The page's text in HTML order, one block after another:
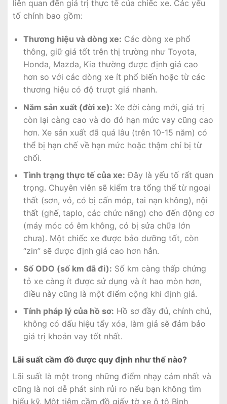
liên quan đến giá trị thực tế của chiếc xe. Các yếu
tố chính bao gồm:
Thương hiệu và dòng xe: Các dòng xe phổ
thông, giữ giá tốt trên thị trường như Toyota,
Honda, Mazda, Kia thường được định giá cao
hơn so với các dòng xe ít phổ biến hoặc từ các
thương hiệu có độ trượt giá nhanh.
Năm sản xuất (đời xe): Xe đời càng mới, giá trị
còn lại càng cao và do đó hạn mức vay cũng cao
hơn. Xe sản xuất đã quá lâu (trên 10-15 năm) có
thể bị hạn chế về hạn mức hoặc thậm chí bị từ
chối.
Tình trạng thực tế của xe: Đây là yếu tố rất quan
trọng. Chuyên viên sẽ kiểm tra tổng thể từ ngoại
thất (sơn, vỏ, có bị cấn móp, tai nạn không), nội
thất (ghế, taplo, các chức năng) cho đến động cơ
(máy móc có êm không, có bị sửa chữa lớn
chưa). Một chiếc xe được bảo dưỡng tốt, còn
“zin” sẽ được định giá cao hơn hẳn.
Số ODO (số km đã đi): Số km càng thấp chứng
tỏ xe càng ít được sử dụng và ít hao mòn hơn,
điều này cũng là một điểm cộng khi định giá.
Tính pháp lý của hồ sơ: Hồ sơ đầy đủ, chính chủ,
không có dấu hiệu tẩy xóa, làm giả sẽ đảm bảo
giá trị khoản vay tốt nhất.
Lãi suất cầm đồ được quy định như thế nào?
Lãi suất là một trong những điểm nhạy cảm nhất và
cũng là nơi dễ phát sinh rủi ro nếu bạn không tìm
hiểu kỹ. Một tiệm cầm đồ giấy tờ xe ô tô Bình